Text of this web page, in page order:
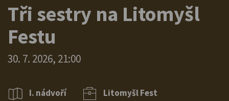
Tři sestry na Litomyšl
Festu
30. 7. 2026, 21:00
I. nádvoří Litomyšl Fest